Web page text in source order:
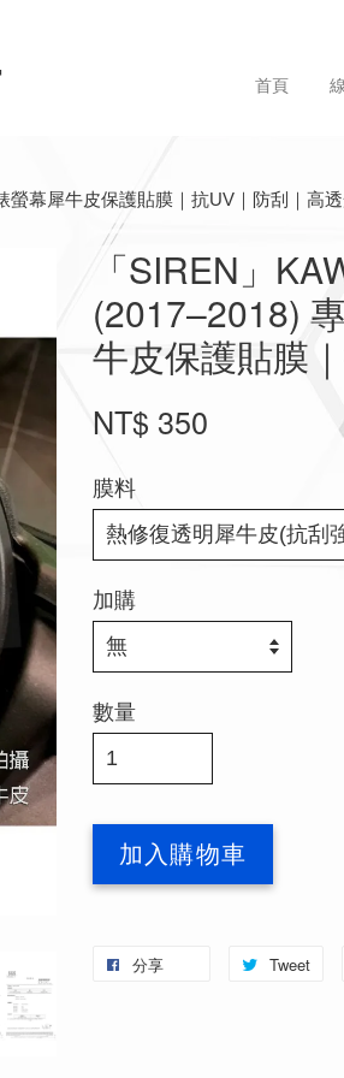
首頁
螢幕犀牛皮保護貼膜｜抗UV｜防刮｜高
「SIREN」
(2017–2018)
牛皮保護貼膜
NT$ 350
膜料
加購
數量
加入購物車
分享 Tweet